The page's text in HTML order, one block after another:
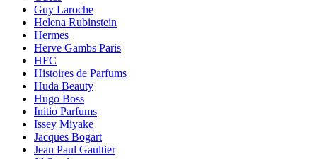
Guy Laroche
Helena Rubinstein
Hermes
Herve Gambs Paris
HFC
Histoires de Parfums
Huda Beauty
Hugo Boss
Initio Parfums
Issey Miyake
Jacques Bogart
Jean Paul Gaultier